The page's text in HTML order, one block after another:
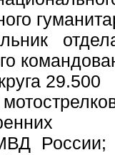
отдела в
29.500